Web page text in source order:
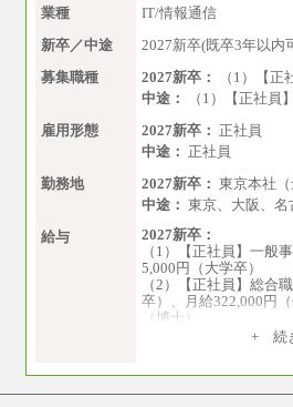
業種
IT/情報通信
新卒／中途
2027新卒(既卒3年以内
募集職種
2027新卒：
（1）【正
中途：
（1）【正社員
雇用形態
2027新卒： 正社員
中途： 正社員
勤務地
2027新卒： 東京本社
中途： 東京、大阪、名
給与
2027新卒：
（1）【正社員】一般
5,000円（大学卒）
（2）【正社員】総合
卒）、月給322,000円
（博士）
+ 続